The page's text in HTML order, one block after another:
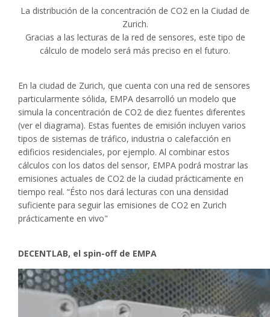
La distribución de la concentración de CO2 en la Ciudad de
Zurich.
Gracias a las lecturas de la red de sensores, este tipo de
cálculo de modelo será más preciso en el futuro.
En la ciudad de Zurich, que cuenta con una red de sensores
particularmente sólida, EMPA desarrolló un modelo que
simula la concentración de CO2 de diez fuentes diferentes
(ver el diagrama). Estas fuentes de emisión incluyen varios
tipos de sistemas de tráfico, industria o calefacción en
edificios residenciales, por ejemplo. Al combinar estos
cálculos con los datos del sensor, EMPA podrá mostrar las
emisiones actuales de CO2 de la ciudad prácticamente en
tiempo real. “Ésto nos dará lecturas con una densidad
suficiente para seguir las emisiones de CO2 en Zurich
prácticamente en vivo"
DECENTLAB, el spin-off de EMPA